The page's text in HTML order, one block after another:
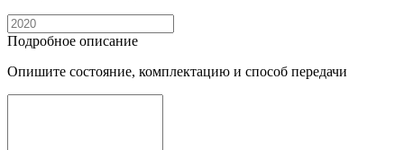
Подробное описание
Опишите состояние, комплектацию и способ передачи